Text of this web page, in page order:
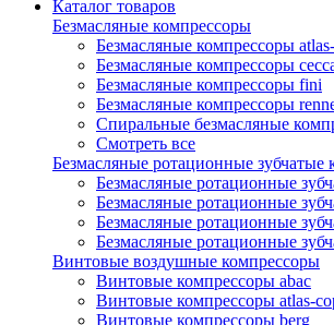
Каталог товаров
Безмасляные компрессоры
Безмасляные компрессоры
Безмасляные компрессоры
Безмасляные компрессоры fini
Безмасляные компрессоры
Спиральные безмасляные
Смотреть все
Безмасляные ротационные зубчатые
Безмасляные ротационные
Безмасляные ротационные
Безмасляные ротационные
Безмасляные ротационные
Винтовые воздушные компрессоры
Винтовые компрессоры abac
Винтовые компрессоры atlas-
Винтовые компрессоры berg